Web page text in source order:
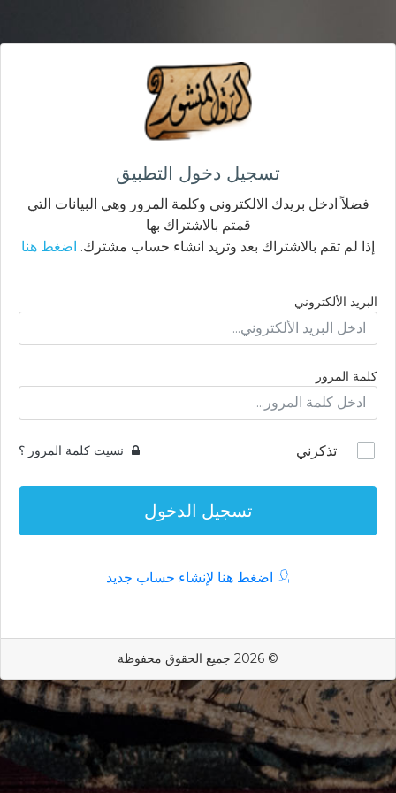
تسجيل دخول التطبيق
فضلاً ادخل بريدك الالكتروني وكلمة المرور وهي البيانات التي
قمتم بالاشتراك بها
إذا لم تقم بالاشتراك بعد وتريد انشاء حساب مشترك. اضغط هنا
البريد الألكتروني
كلمة المرور
تذكرني نسيت كلمة المرور ؟
تسجيل الدخول
اضغط هنا لإنشاء حساب جديد
© 2026 جميع الحقوق محفوظة